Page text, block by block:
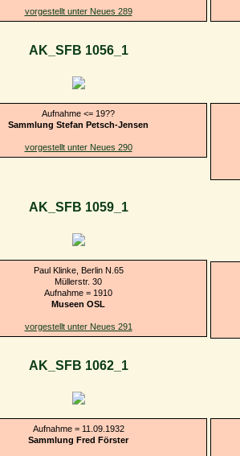
vorgestellt unter Neues 289
AK_SFB 1056_1
Aufnahme <= 19??
Sammlung Stefan Petsch-Jensen
vorgestellt unter Neues 290
AK_SFB 1059_1
Paul Klinke, Berlin N.65
Müllerstr. 30
Aufnahme = 1910
Museen OSL
vorgestellt unter Neues 291
AK_SFB 1062_1
Aufnahme = 11.09.1932
Sammlung Fred Förster